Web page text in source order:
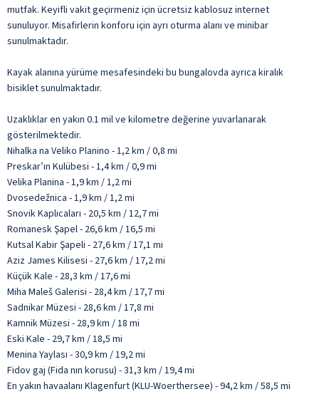
mutfak. Keyifli vakit geçirmeniz için ücretsiz kablosuz internet
sunuluyor. Misafirlerin konforu için ayrı oturma alanı ve minibar
sunulmaktadır.
Kayak alanına yürüme mesafesindeki bu bungalovda ayrıca kiralık
bisiklet sunulmaktadır.
Uzaklıklar en yakın 0.1 mil ve kilometre değerine yuvarlanarak
gösterilmektedir.
Nihalka na Veliko Planino - 1,2 km / 0,8 mi
Preskar’ın Kulübesi - 1,4 km / 0,9 mi
Velika Planina - 1,9 km / 1,2 mi
Dvosedežnica - 1,9 km / 1,2 mi
Snovik Kaplıcaları - 20,5 km / 12,7 mi
Romanesk Şapel - 26,6 km / 16,5 mi
Kutsal Kabir Şapeli - 27,6 km / 17,1 mi
Aziz James Kilisesi - 27,6 km / 17,2 mi
Küçük Kale - 28,3 km / 17,6 mi
Miha Maleš Galerisi - 28,4 km / 17,7 mi
Sadnikar Müzesi - 28,6 km / 17,8 mi
Kamnik Müzesi - 28,9 km / 18 mi
Eski Kale - 29,7 km / 18,5 mi
Menina Yaylası - 30,9 km / 19,2 mi
Fidov gaj (Fida nın korusu) - 31,3 km / 19,4 mi
En yakın havaalanı Klagenfurt (KLU-Woerthersee) - 94,2 km / 58,5 mi